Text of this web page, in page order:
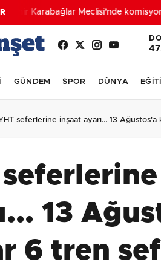
İzmir Karabağlar Meclisi'nde
GÜNDEM SPOR DÜNYA
seferlerine inşaat ayarı... 13
13
6 tren